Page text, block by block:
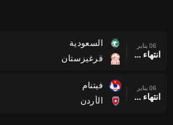
06 يناير
انتهاء وقت المباراة
السعودية
قرغيزستان
06 يناير
انتهاء وقت المباراة
فيتنام
الأردن